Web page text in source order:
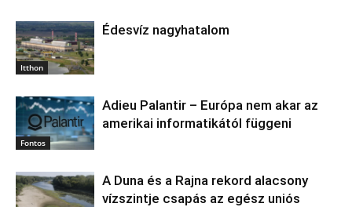
Itthon
Édesvíz nagyhatalom
Fontos
Adieu Palantir – Európa nem akar az
amerikai informatikától függeni
A Duna és a Rajna rekord alacsony
vízszintje csapás az egész uniós